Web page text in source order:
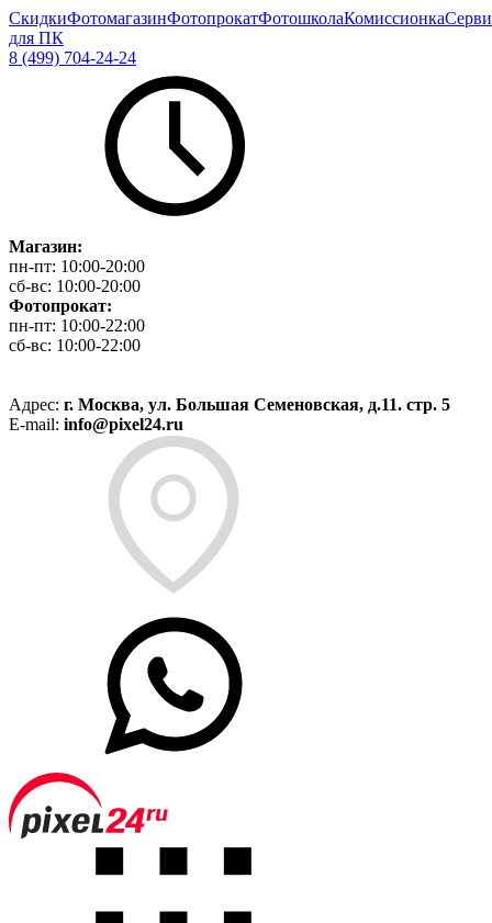
СкидкиФотомагазинФотопрокатФотошколаКомиссионка
для ПК
8 (499) 704-24-24
Магазин:
пн-пт: 10:00-20:00
сб-вс: 10:00-20:00
Фотопрокат:
пн-пт: 10:00-22:00
сб-вс: 10:00-22:00
Адрес: г. Москва, ул. Большая Семеновская, д.11. стр. 5
E-mail: info@pixel24.ru